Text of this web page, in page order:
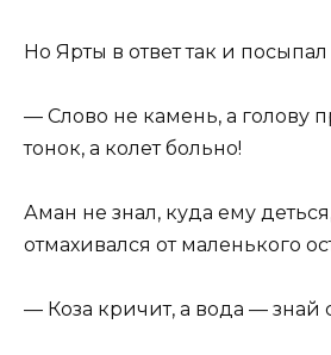
Но Ярты в ответ так и
— Слово не камень, а голову
тонок, а колет больно!
Аман не знал, куда ему
отмахивался от маленького
— Коза кричит, а вода — знай